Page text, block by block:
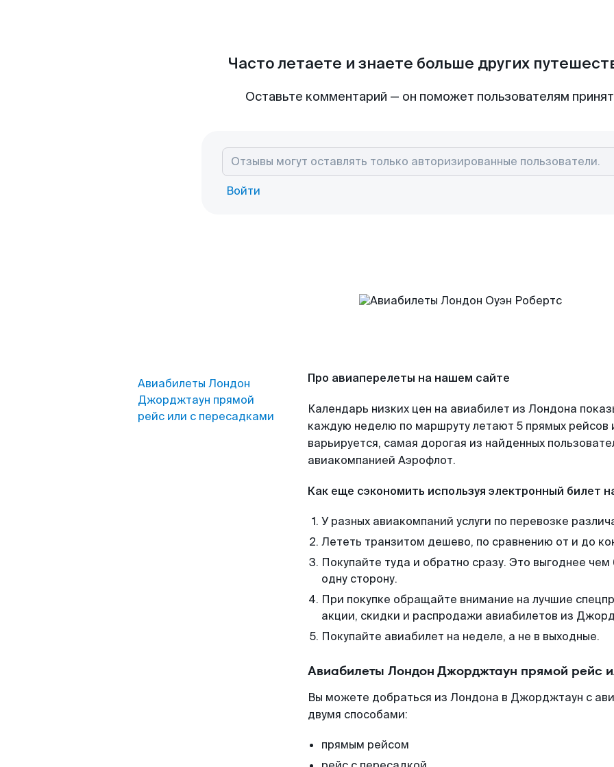
Часто летаете и знаете больше других
Оставьте комментарий — он поможет пользователям
Войти
Авиабилеты Лондон
Джорджтаун прямой
рейс или с пересадками
Про авиаперелеты на нашем сайте
Календарь низких цен на авиабилет из Лондона
каждую неделю по маршруту летают 5 прямых рейсов
варьируется, самая дорогая из найденных
авиакомпанией Аэрофлот.
Как еще сэкономить используя электронный билет
У разных авиакомпаний услуги по перевозке
Лететь транзитом дешево, по сравнению от и до
Покупайте туда и обратно сразу. Это выгоднее
одну сторону.
При покупке обращайте внимание на лучшие
акции, скидки и распродажи авиабилетов из
Покупайте авиабилет на неделе, а не в выходные.
Авиабилеты Лондон Джорджтаун прямой рейс
Вы можете добраться из Лондона в Джорджтаун с
двумя способами:
прямым рейсом